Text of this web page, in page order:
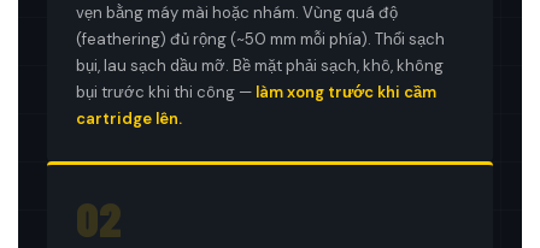
vẹn bằng máy mài hoặc nhám. Vùng quá độ
(feathering) đủ rộng (~50 mm mỗi phía). Thổi sạch
bụi, lau sạch dầu mỡ. Bề mặt phải sạch, khô, không
bụi trước khi thi công — làm xong trước khi cầm
cartridge lên.
02